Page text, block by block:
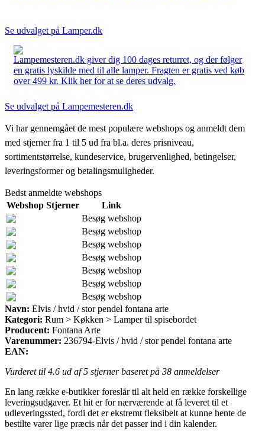
Se udvalget på Lamper.dk
Lampemesteren.dk giver dig 100 dages returret, og der følger
en gratis lyskilde med til alle lamper. Fragten er gratis ved køb
over 499 kr. Klik her for at se deres udvalg.
Se udvalget på Lampemesteren.dk
Vi har gennemgået de mest populære webshops og anmeldt dem
med stjerner fra 1 til 5 ud fra bl.a. deres prisniveau,
sortimentstørrelse, kundeservice, brugervenlighed, betingelser,
leveringsformer og betalingsmuligheder.
Bedst anmeldte webshops
Webshop Stjerner
Link
Besøg webshop
Besøg webshop
Besøg webshop
Besøg webshop
Besøg webshop
Besøg webshop
Besøg webshop
Navn: Elvis / hvid / stor pendel fontana arte
Kategori: Rum > Køkken > Lamper til spisebordet
Producent: Fontana Arte
Varenummer: 236794-Elvis / hvid / stor pendel fontana arte
EAN:
Vurderet til 4.6 ud af 5 stjerner baseret på 38 anmeldelser
En lang række e-butikker foreslår til alt held en række forskellige
leveringsudgaver. Et hit er for nærværende at få leveret til et
udleveringssted, fordi det er ekstremt fleksibelt at kunne hente de
bestilte varer lige præcis når det passer ind i din kalender.